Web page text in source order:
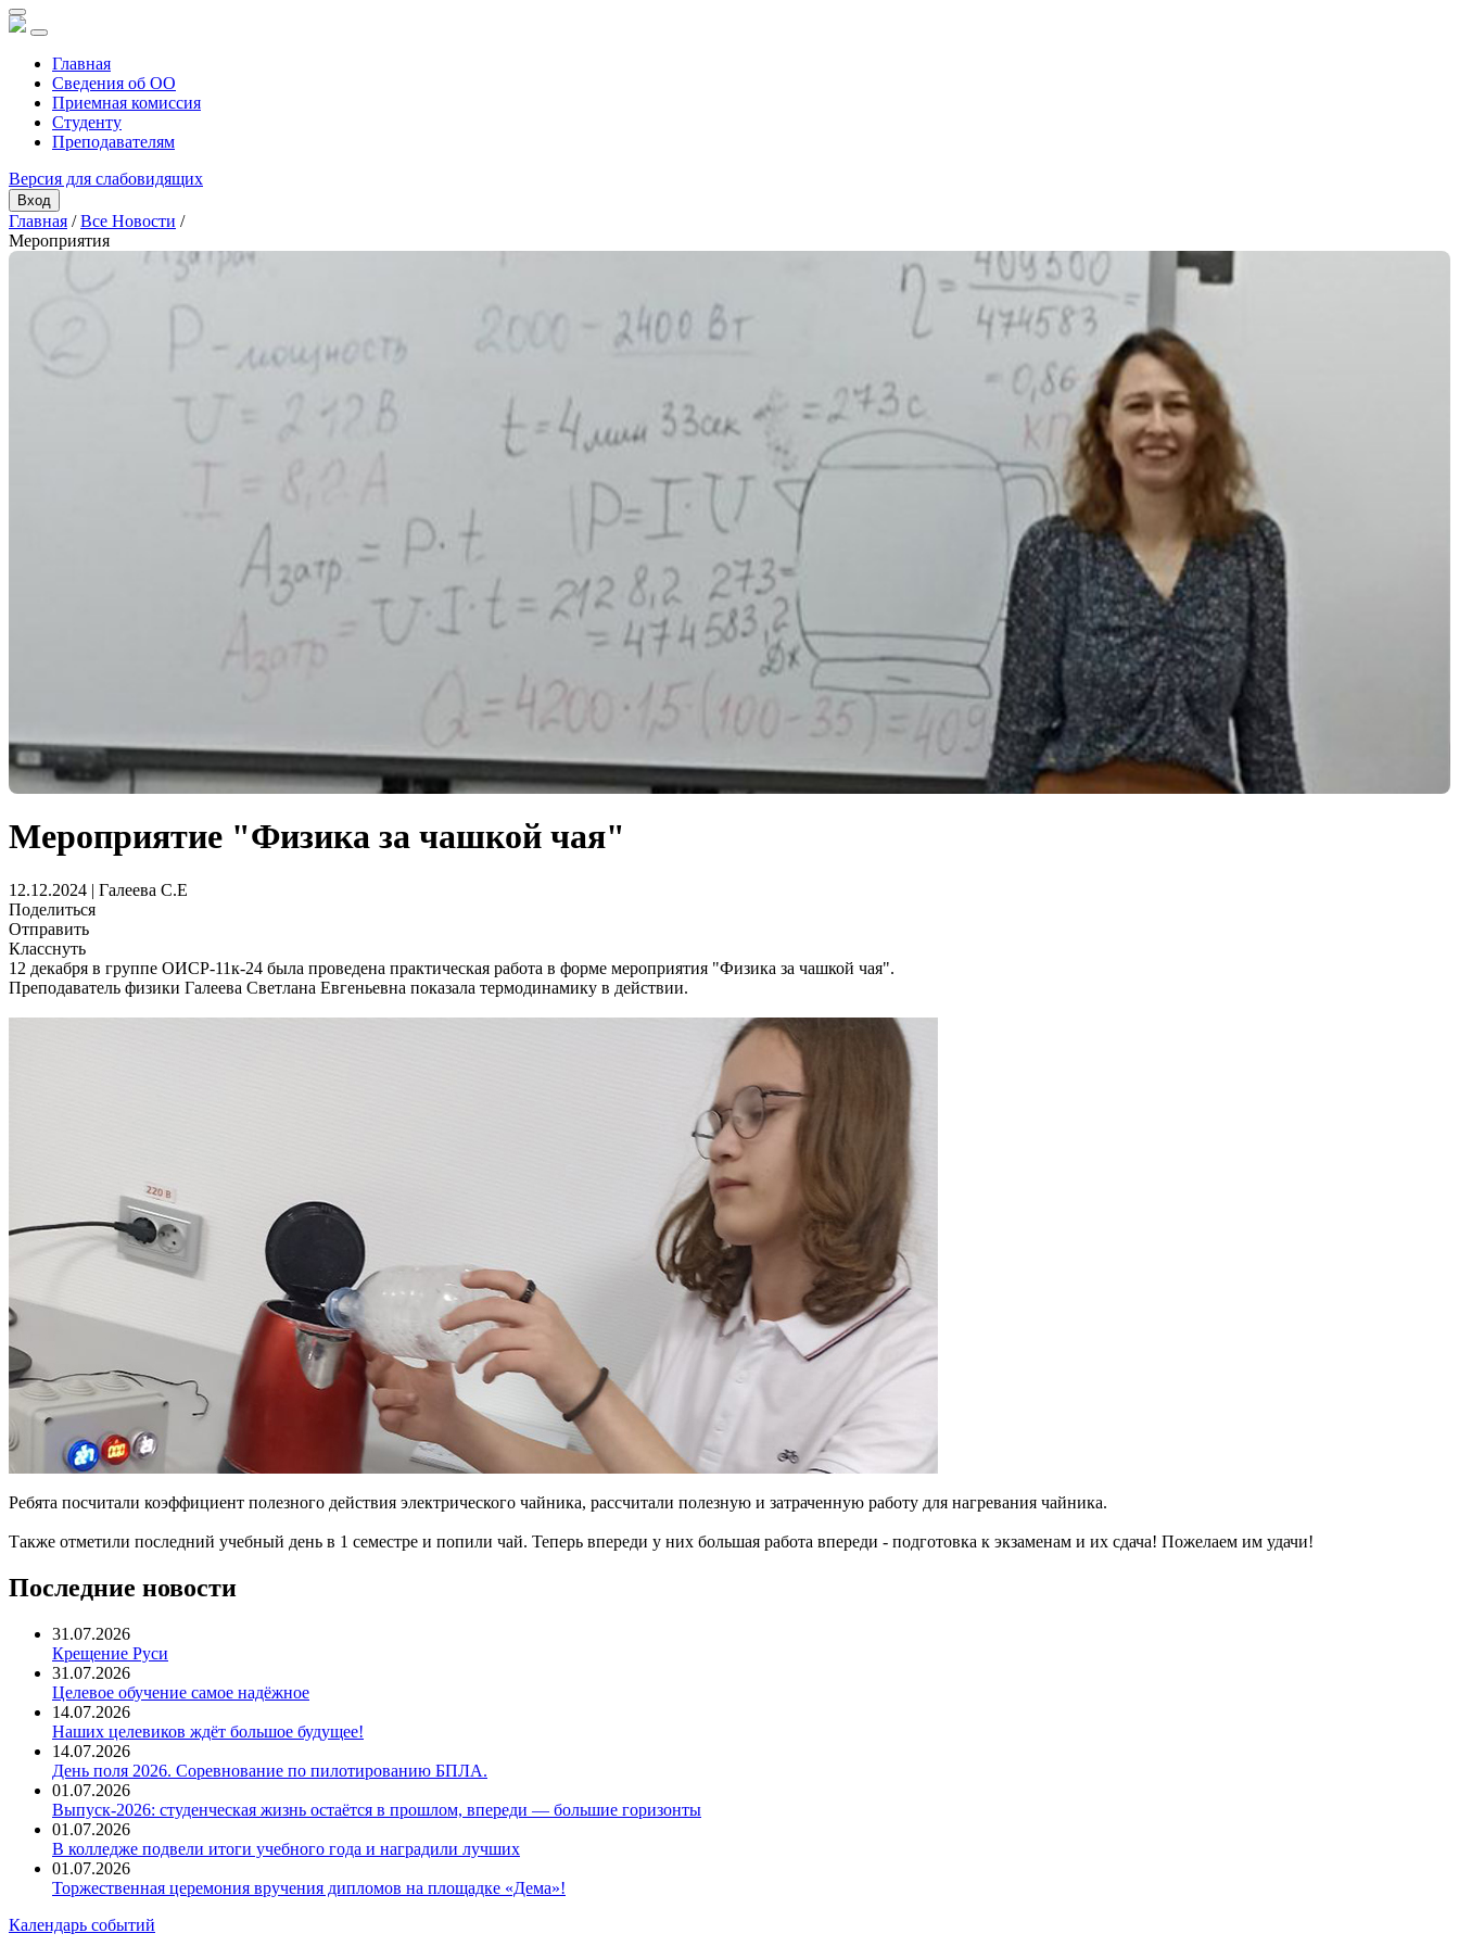
Главная
Сведения об ОО
Приемная комиссия
Студенту
Преподавателям
Версия для слабовидящих
Вход
Главная /Все Новости /
Мероприятия
Мероприятие "Физика за чашкой чая"
12.12.2024 | Галеева C.E
Поделиться
Отправить
Класснуть
12 декабря в группе ОИСР-11к-24 была проведена практическая работа в форме мероприятия "Физика за чашкой чая".
Преподаватель физики Галеева Светлана Евгеньевна показала термодинамику в действии.
Ребята посчитали коэффициент полезного действия электрического чайника, рассчитали полезную и затраченную работу для нагревания чайника.
Также отметили последний учебный день в 1 семестре и попили чай. Теперь впереди у них большая работа впереди - подготовка к экзаменам и их сдача! Пожелаем им удачи!
Последние новости
31.07.2026
Крещение Руси
31.07.2026
Целевое обучение самое надёжное
14.07.2026
Наших целевиков ждёт большое будущее!
14.07.2026
День поля 2026. Соревнование по пилотированию БПЛА.
01.07.2026
Выпуск-2026: студенческая жизнь остаётся в прошлом, впереди — большие горизонты
01.07.2026
В колледже подвели итоги учебного года и наградили лучших
01.07.2026
Торжественная церемония вручения дипломов на площадке «Дема»!
Календарь событий